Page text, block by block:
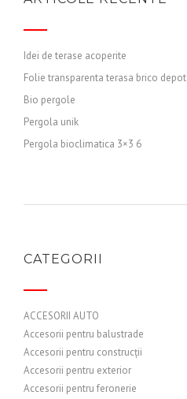
Idei de terase acoperite
Folie transparenta terasa brico depot
Bio pergole
Pergola unik
Pergola bioclimatica 3×3 6
CATEGORII
ACCESORII AUTO
Accesorii pentru balustrade
Accesorii pentru construcții
Accesorii pentru exterior
Accesorii pentru feronerie